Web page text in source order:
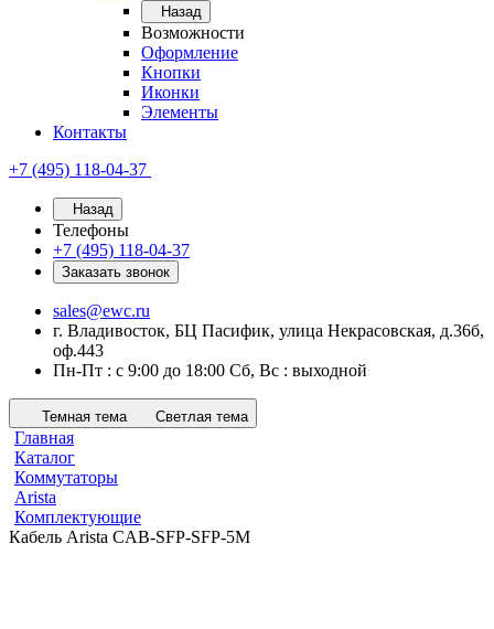
Назад
Возможности
Оформление
Кнопки
Иконки
Элементы
Контакты
+7 (495) 118-04-37
Назад
Телефоны
+7 (495) 118-04-37
Заказать звонок
sales@ewc.ru
г. Владивосток, БЦ Пасифик, улица Некрасовская, д.36б,
оф.443
Пн-Пт : с 9:00 до 18:00 Сб, Вс : выходной
Темная тема Светлая тема
Главная
Каталог
Коммутаторы
Arista
Комплектующие
Кабель Arista CAB-SFP-SFP-5M